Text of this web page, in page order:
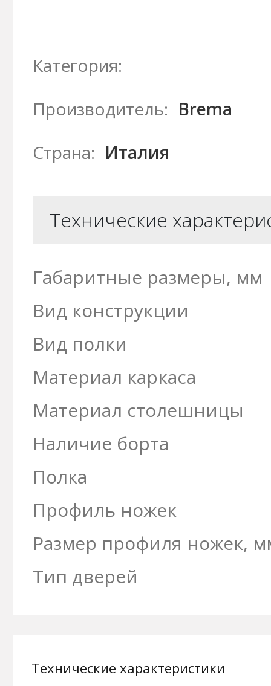
Категория:
Производитель: Brema
Страна: Италия
Технические
Габаритные размеры, мм
Вид конструкции
Вид полки
Материал каркаса
Материал столешницы
Наличие борта
Полка
Профиль ножек
Размер профиля ножек,
Тип дверей
Технические характеристики